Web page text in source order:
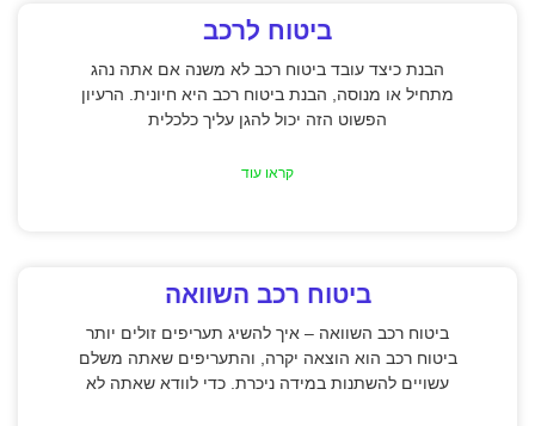
ביטוח לרכב
הבנת כיצד עובד ביטוח רכב לא משנה אם אתה נהג
מתחיל או מנוסה, הבנת ביטוח רכב היא חיונית. הרעיון
הפשוט הזה יכול להגן עליך כלכלית
קראו עוד
ביטוח רכב השוואה
ביטוח רכב השוואה – איך להשיג תעריפים זולים יותר
ביטוח רכב הוא הוצאה יקרה, והתעריפים שאתה משלם
עשויים להשתנות במידה ניכרת. כדי לוודא שאתה לא